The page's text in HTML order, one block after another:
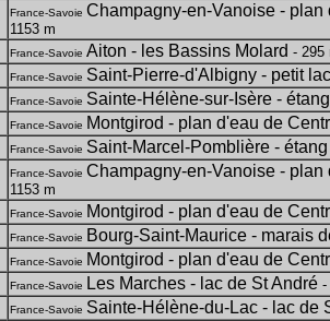
France-Savoie Champagny-en-Vanoise - plan
1153 m
France-Savoie Aiton - les Bassins Molard - 295
France-Savoie Saint-Pierre-d'Albigny - petit
France-Savoie Sainte-Hélène-sur-Isère -
France-Savoie Montgirod - plan d'eau de
France-Savoie Saint-Marcel-Pomblière -
France-Savoie Champagny-en-Vanoise - plan
1153 m
France-Savoie Montgirod - plan d'eau de
France-Savoie Bourg-Saint-Maurice - marais
France-Savoie Montgirod - plan d'eau de
France-Savoie Les Marches - lac de St André -
France-Savoie Sainte-Hélène-du-Lac - lac de